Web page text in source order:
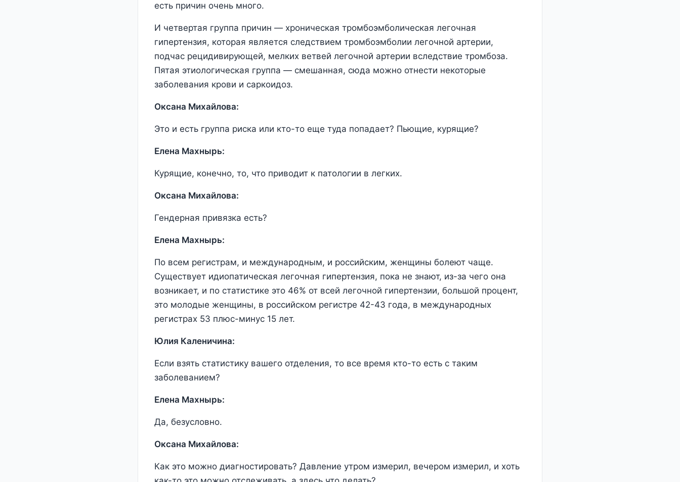
есть причин очень много.
И четвертая группа причин — хроническая тромбоэмболическая легочная
гипертензия, которая является следствием тромбоэмболии легочной артерии,
подчас рецидивирующей, мелких ветвей легочной артерии вследствие тромбоза.
Пятая этиологическая группа — смешанная, сюда можно отнести некоторые
заболевания крови и саркоидоз.
Оксана Михайлова:
Это и есть группа риска или кто-то еще туда попадает? Пьющие, курящие?
Елена Махнырь:
Курящие, конечно, то, что приводит к патологии в легких.
Оксана Михайлова:
Гендерная привязка есть?
Елена Махнырь:
По всем регистрам, и международным, и российским, женщины болеют чаще.
Существует идиопатическая легочная гипертензия, пока не знают, из-за чего она
возникает, и по статистике это 46% от всей легочной гипертензии, большой процент,
это молодые женщины, в российском регистре 42-43 года, в международных
регистрах 53 плюс-минус 15 лет.
Юлия Каленичина:
Если взять статистику вашего отделения, то все время кто-то есть с таким
заболеванием?
Елена Махнырь:
Да, безусловно.
Оксана Михайлова:
Как это можно диагностировать? Давление утром измерил, вечером измерил, и хоть